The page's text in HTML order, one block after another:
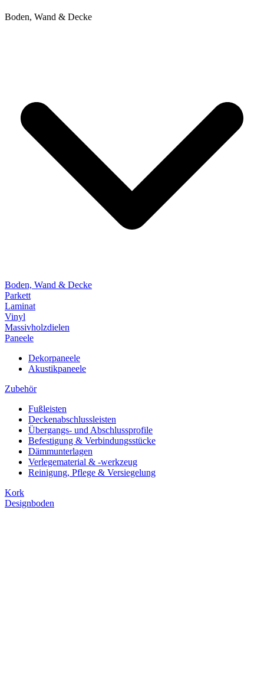
Boden, Wand & Decke
Boden, Wand & Decke
Parkett
Laminat
Vinyl
Massivholzdielen
Paneele
Dekorpaneele
Akustikpaneele
Zubehör
Fußleisten
Deckenabschlussleisten
Übergangs- und Abschlussprofile
Befestigung & Verbindungsstücke
Dämmunterlagen
Verlegematerial & -werkzeug
Reinigung, Pflege & Versiegelung
Kork
Designboden